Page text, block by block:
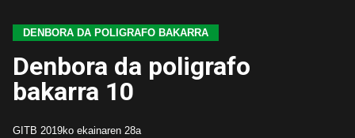
DENBORA DA POLIGRAFO BAKARRA
Denbora da poligrafo
bakarra 10
GITB 2019ko ekainaren 28a